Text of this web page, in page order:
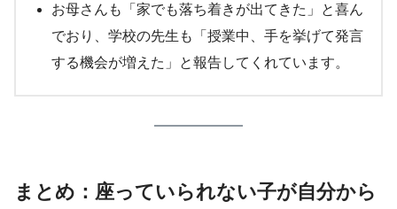
お母さんも「家でも落ち着きが出てきた」と喜ん
でおり、学校の先生も「授業中、手を挙げて発言
する機会が増えた」と報告してくれています。
まとめ：座っていられない子が自分から